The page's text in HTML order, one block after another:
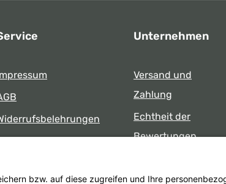
Unternehmen
Versand und
Zahlung
Echtheit der
Bewertungen
Laden